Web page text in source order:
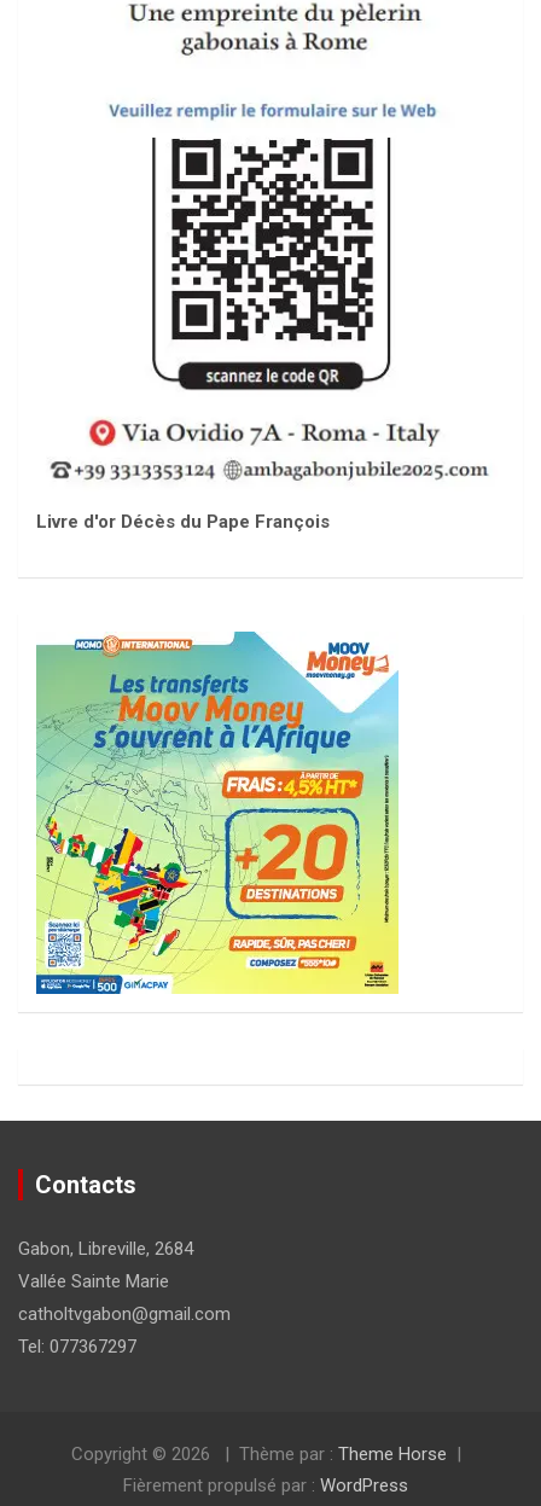
Livre d'or Décès du Pape François
Contacts
Gabon, Libreville, 2684
Vallée Sainte Marie
catholtvgabon@gmail.com
Tel: 077367297
Copyright © 2026 Thème par : Theme Horse
Fièrement propulsé par : WordPress